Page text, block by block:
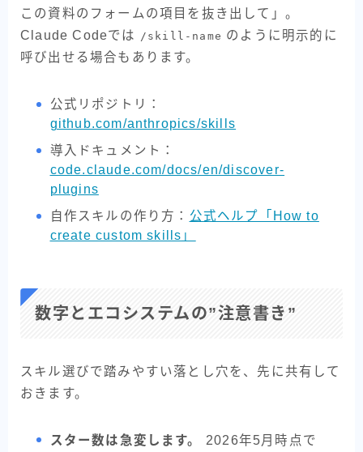
この資料のフォームの項目を抜き出して」。
Claude Codeでは /skill-name のように明示的に
呼び出せる場合もあります。
公式リポジトリ：
github.com/anthropics/skills
導入ドキュメント：
code.claude.com/docs/en/discover-
plugins
自作スキルの作り方： 公式ヘルプ「How to
create custom skills」
数字とエコシステムの”注意書き”
スキル選びで踏みやすい落とし穴を、先に共有して
おきます。
スター数は急変します。 2026年5月時点で